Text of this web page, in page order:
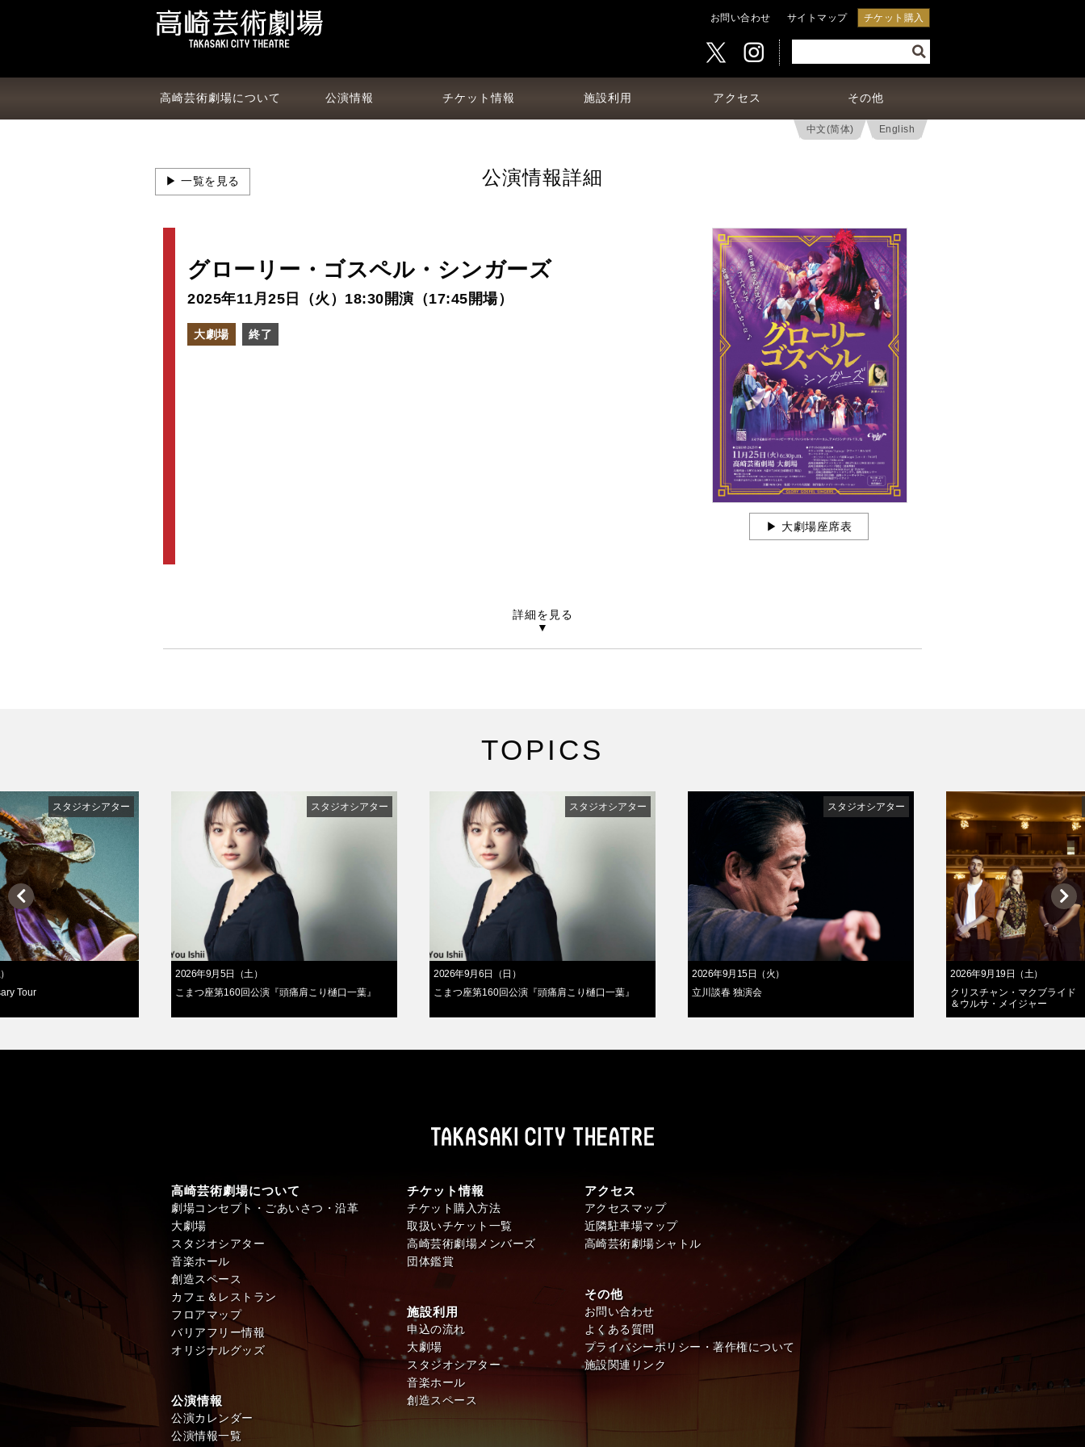
お問い合わせ サイトマップ チケット購入
高崎芸術劇場について 公演情報 チケット情報 施設利用 アクセス その他
中文(简体) English
公演情報詳細
▶ 一覧を見る
グローリー・ゴスペル・シンガーズ
2025年11月25日（火） 18:30開演（17:45開場）
大劇場 終了
▶︎ 大劇場座席表
詳細を見る
▼
TOPICS
スタジオシアター
Tour
スタジオシアター
2026年9月5日（土）
こまつ座第160回公演『頭痛肩こり樋口一葉』
スタジオシアター
2026年9月6日（日）
こまつ座第160回公演『頭痛肩こり樋口一葉』
スタジオシアター
2026年9月15日（火）
立川談春 独演会
2026年9月19日（土）
クリスチャン・マクブライド
＆ウルサ・メイジャー
高崎芸術劇場について
劇場コンセプト・ごあいさつ・沿革
大劇場
スタジオシアター
音楽ホール
創造スペース
カフェ＆レストラン
フロアマップ
バリアフリー情報
オリジナルグッズ
公演情報
公演カレンダー
公演情報一覧
チケット情報
チケット購入方法
取扱いチケット一覧
高崎芸術劇場メンバーズ
団体鑑賞
施設利用
申込の流れ
大劇場
スタジオシアター
音楽ホール
創造スペース
アクセス
アクセスマップ
近隣駐車場マップ
高崎芸術劇場シャトル
その他
お問い合わせ
よくある質問
プライバシーポリシー・著作権について
施設関連リンク